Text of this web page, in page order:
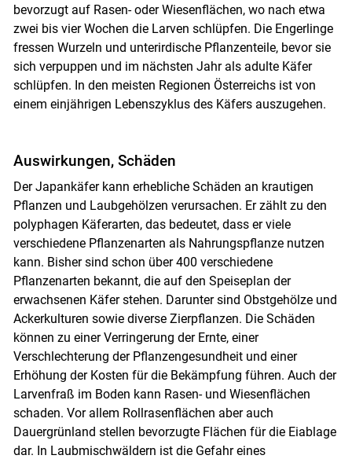
bevorzugt auf Rasen- oder Wiesenflächen, wo nach etwa
zwei bis vier Wochen die Larven schlüpfen. Die Engerlinge
fressen Wurzeln und unterirdische Pflanzenteile, bevor sie
sich verpuppen und im nächsten Jahr als adulte Käfer
schlüpfen. In den meisten Regionen Österreichs ist von
einem einjährigen Lebenszyklus des Käfers auszugehen.
Auswirkungen, Schäden
Der Japankäfer kann erhebliche Schäden an krautigen
Pflanzen und Laubgehölzen verursachen. Er zählt zu den
polyphagen Käferarten, das bedeutet, dass er viele
verschiedene Pflanzenarten als Nahrungspflanze nutzen
kann. Bisher sind schon über 400 verschiedene
Pflanzenarten bekannt, die auf den Speiseplan der
erwachsenen Käfer stehen. Darunter sind Obstgehölze und
Ackerkulturen sowie diverse Zierpflanzen. Die Schäden
können zu einer Verringerung der Ernte, einer
Verschlechterung der Pflanzengesundheit und einer
Erhöhung der Kosten für die Bekämpfung führen. Auch der
Larvenfraß im Boden kann Rasen- und Wiesenflächen
schaden. Vor allem Rollrasenflächen aber auch
Dauergrünland stellen bevorzugte Flächen für die Eiablage
dar. In Laubmischwäldern ist die Gefahr eines